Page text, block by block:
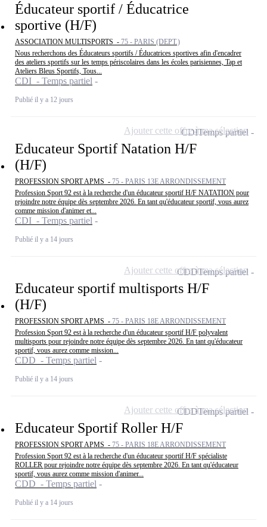
Éducateur sportif / Éducatrice
sportive (H/F)
ASSOCIATION MULTISPORTS - 75 - PARIS (DEPT.)
Nous recherchons des Éducateurs sportifs / Éducatrices sportives afin d'encadrer
des ateliers sportifs sur les temps périscolaires dans les écoles parisiennes, Tap et
Ateliers Bleus Sportifs, Tous...
CDI - Temps partiel
Publié il y a 12 jours
Educateur Sportif Natation H/F
(H/F)
PROFESSION SPORT APMS - 75 - PARIS 13E ARRONDISSEMENT
Profession Sport 92 est à la recherche d'un éducateur sportif H/F NATATION pour
rejoindre notre équipe dès septembre 2026. En tant qu'éducateur sportif, vous aurez
comme mission d'animer et...
CDI - Temps partiel
Publié il y a 14 jours
CDITemps partiel
Ajouter cette offre à ma sélection
Educateur sportif multisports H/F
(H/F)
PROFESSION SPORT APMS - 75 - PARIS 18E ARRONDISSEMENT
Profession Sport 92 est à la recherche d'un éducateur sportif H/F polyvalent
multisports pour rejoindre notre équipe dès septembre 2026. En tant qu'éducateur
sportif, vous aurez comme mission...
CDD - Temps partiel
Publié il y a 14 jours
CDDTemps partiel
Ajouter cette offre à ma sélection
Educateur Sportif Roller H/F
PROFESSION SPORT APMS - 75 - PARIS 18E ARRONDISSEMENT
Profession Sport 92 est à la recherche d'un éducateur sportif H/F spécialiste
ROLLER pour rejoindre notre équipe dès septembre 2026. En tant qu'éducateur
sportif, vous aurez comme mission d'animer...
CDD - Temps partiel
Publié il y a 14 jours
CDDTemps partiel
Ajouter cette offre à ma sélection